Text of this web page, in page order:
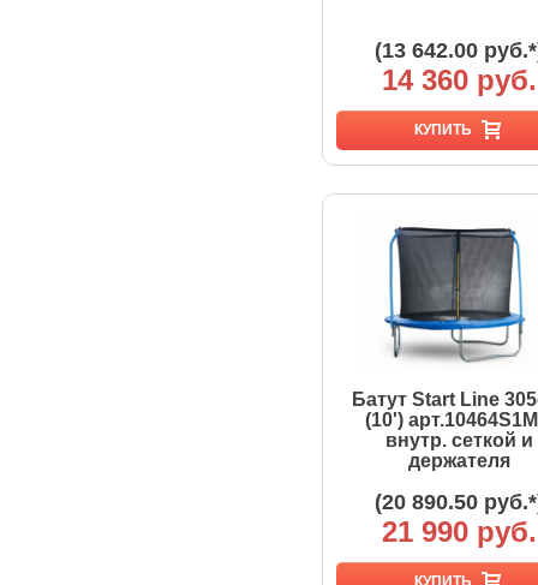
(13 642.00
14 360 руб.
КУПИТЬ
Батут Start Line
(10')
внутр. сеткой и
держателя
(20 890.50
21 990 руб.
КУПИТЬ